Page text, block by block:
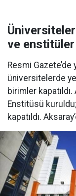
ve enstitüler
Resmi Gazete’de
üniversitelerde
birimler
Enstitüsü kuruldu;
kapatıldı.